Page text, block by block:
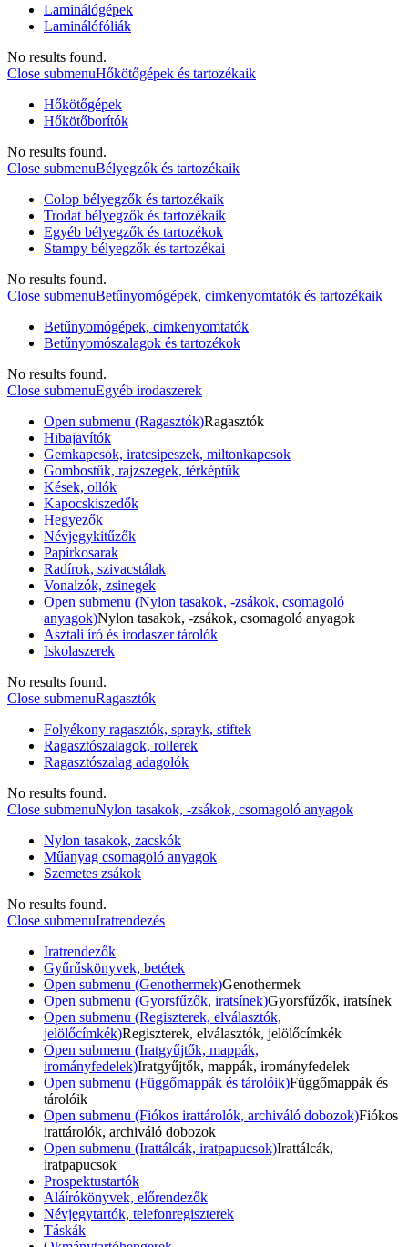
Laminálógépek
Laminálófóliák
No results found.
Close submenuHőkötőgépek és tartozékaik
Hőkötőgépek
Hőkötőborítók
No results found.
Close submenuBélyegzők és tartozékaik
Colop bélyegzők és tartozékaik
Trodat bélyegzők és tartozékaik
Egyéb bélyegzők és tartozékok
Stampy bélyegzők és tartozékai
No results found.
Close submenuBetűnyomógépek, cimkenyomtatók és tartozékaik
Betűnyomógépek, cimkenyomtatók
Betűnyomószalagok és tartozékok
No results found.
Close submenuEgyéb irodaszerek
Open submenu (Ragasztók)Ragasztók
Hibajavítók
Gemkapcsok, iratcsipeszek, miltonkapcsok
Gombostűk, rajzszegek, térképtűk
Kések, ollók
Kapocskiszedők
Hegyezők
Névjegykitűzők
Papírkosarak
Radírok, szivacstálak
Vonalzók, zsinegek
Open submenu (Nylon tasakok, -zsákok, csomagoló
anyagok)Nylon tasakok, -zsákok, csomagoló anyagok
Asztali író és irodaszer tárolók
Iskolaszerek
No results found.
Close submenuRagasztók
Folyékony ragasztók, sprayk, stiftek
Ragasztószalagok, rollerek
Ragasztószalag adagolók
No results found.
Close submenuNylon tasakok, -zsákok, csomagoló anyagok
Nylon tasakok, zacskók
Műanyag csomagoló anyagok
Szemetes zsákok
No results found.
Close submenuIratrendezés
Iratrendezők
Gyűrűskönyvek, betétek
Open submenu (Genothermek)Genothermek
Open submenu (Gyorsfűzők, iratsínek)Gyorsfűzők, iratsínek
Open submenu (Regiszterek, elválasztók,
jelölőcímkék)Regiszterek, elválasztók, jelölőcímkék
Open submenu (Iratgyűjtők, mappák,
irományfedelek)Iratgyűjtők, mappák, irományfedelek
Open submenu (Függőmappák és tárolóik)Függőmappák és
tárolóik
Open submenu (Fiókos irattárolók, archiváló dobozok)Fiókos
irattárolók, archiváló dobozok
Open submenu (Irattálcák, iratpapucsok)Irattálcák,
iratpapucsok
Prospektustartók
Aláírókönyvek, előrendezők
Névjegytartók, telefonregiszterek
Táskák